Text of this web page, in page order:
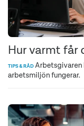
Hur varmt får
TIPS & RÅD
arbetsmiljön fungerar.